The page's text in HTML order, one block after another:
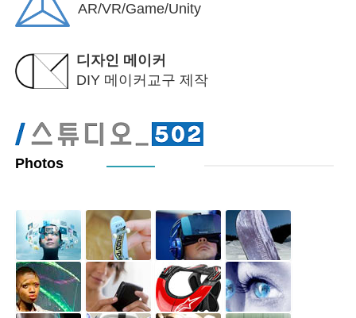
AR/VR/Game/Unity
디자인 메이커
DIY 메이커교구 제작
Photos